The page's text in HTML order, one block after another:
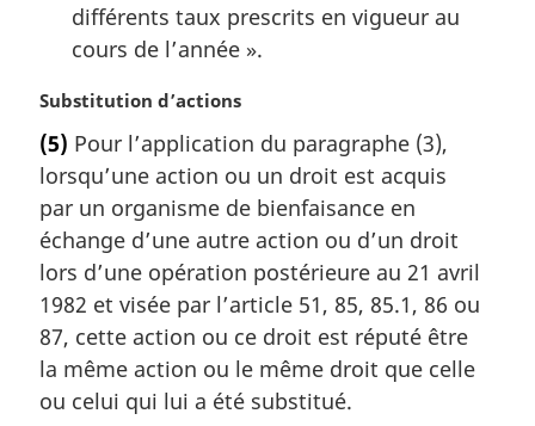
différents taux prescrits en vigueur au
cours de l’année ».
N
t
e
m
a
g
i
n
a
e
Substitution d’actions
(5) Pour l’application du paragraphe (3),
lorsqu’une action ou un droit est acquis
par un organisme de bienfaisance en
échange d’une autre action ou d’un droit
lors d’une opération postérieure au 21 avril
1982 et visée par l’article 51, 85, 85.1, 86 ou
87, cette action ou ce droit est réputé être
la même action ou le même droit que celle
ou celui qui lui a été substitué.